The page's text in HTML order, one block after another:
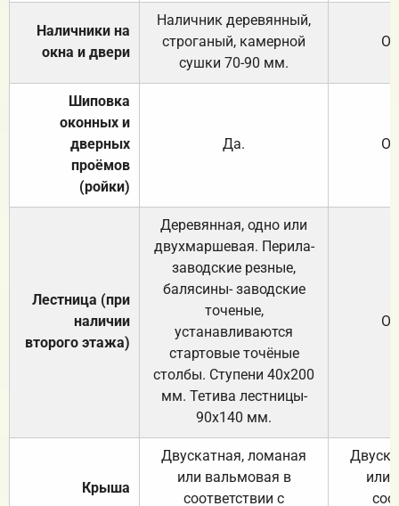
Наличники на
окна и двери
Наличник деревянный,
строганый, камерной
сушки 70-90 мм.
Шиповка
оконных и
дверных
проёмов
(ройки)
Да.
Лестница (при
наличии
второго этажа)
Деревянная, одно или
двухмаршевая. Перила-
заводские резные,
балясины- заводские
точеные,
устанавливаются
стартовые точёные
столбы. Ступени 40х200
мм. Тетива лестницы-
90х140 мм.
Крыша
Двускатная, ломаная
или вальмовая в
соответствии с
или